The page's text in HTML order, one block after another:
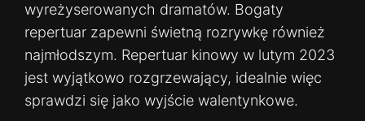
wyreżyserowanych dramatów. Bogaty
repertuar zapewni świetną rozrywkę również
najmłodszym. Repertuar kinowy w lutym 2023
jest wyjątkowo rozgrzewający, idealnie więc
sprawdzi się jako wyjście walentynkowe.